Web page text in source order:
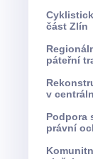
Cyklistická stezka Lešná - Lukov,
část Zlín
Regionální cyklostezka č. 471 -
páteřní
Rekonstrukce přístupových cest
v
Podpora standardizace sociálně-
právní
Komunitní plánování sociálních